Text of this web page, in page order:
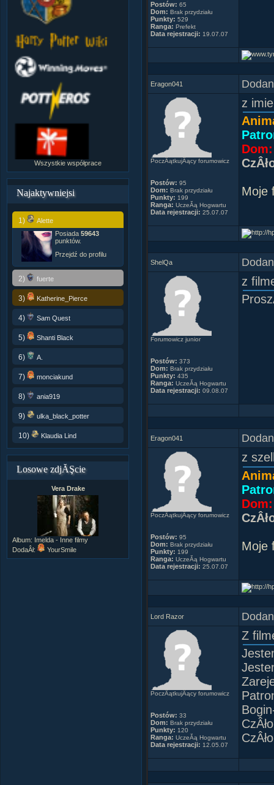
Wszystkie współprace
Najaktywniejsi
1)
Alette
Posiada 59643
punktów.
Przejdź do profilu
2) fuerte
3) Katherine_Pierce
4) Sam Quest
5) Shanti Black
6) A.
7) monciakund
8) ania919
9) ulka_black_potter
10) Klaudia Lind
Losowe zdjĂŞcie
Vera Drake
Album: Imelda - Inne filmy
DodaÂł:
YourSmile
Od
Postów: 65
Dom: Brak przydziału
Punkty: 529
Ranga: Prefekt
Data rejestracji: 19.07.07
Eragon041
PoczÂątkujÂący forumowicz
Postów: 95
Dom: Brak przydziału
Punkty: 199
Ranga: UczeĂą Hogwartu
Data rejestracji: 25.07.07
z
Moje
ShelQa
Forumowicz junior
Postów: 373
Dom: Brak przydziału
Punkty: 435
Ranga: UczeĂą Hogwartu
Data rejestracji: 09.08.07
z
Eragon041
PoczÂątkujÂący forumowicz
Postów: 95
Dom: Brak przydziału
Punkty: 199
Ranga: UczeĂą Hogwartu
Data rejestracji: 25.07.07
z
Moje
Lord Razor
PoczÂątkujÂący forumowicz
Postów: 33
Dom: Brak przydziału
Punkty: 120
Ranga: UczeĂą Hogwartu
Data rejestracji: 12.05.07
Z